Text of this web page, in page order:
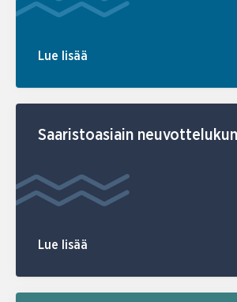
Lue lisää
Saaristoasiain
Lue lisää